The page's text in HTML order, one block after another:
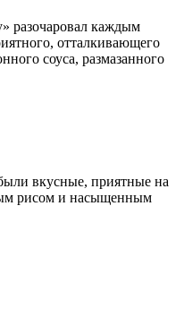
разочаровал каждым
отталкивающего
соуса, размазанного
вкусные, приятные на
рисом и насыщенным